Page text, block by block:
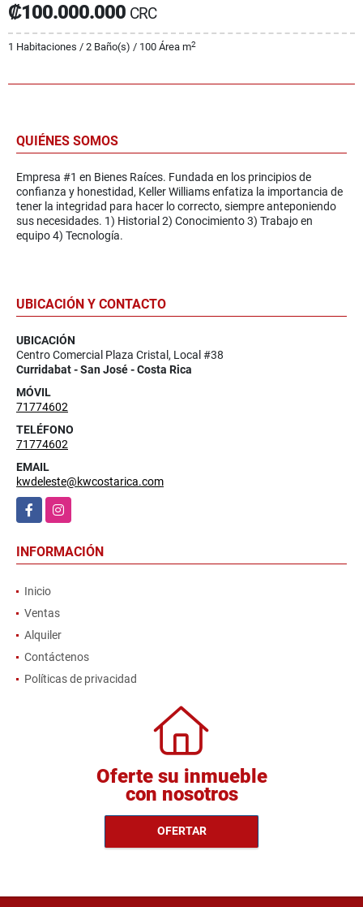
₡100.000.000 CRC
1 Habitaciones / 2 Baño(s) / 100 Área m2
QUIÉNES SOMOS
Empresa #1 en Bienes Raíces. Fundada en los principios de
confianza y honestidad, Keller Williams enfatiza la importancia de
tener la integridad para hacer lo correcto, siempre anteponiendo
sus necesidades. 1) Historial 2) Conocimiento 3) Trabajo en
equipo 4) Tecnología.
UBICACIÓN Y CONTACTO
UBICACIÓN
Centro Comercial Plaza Cristal, Local #38
Curridabat - San José - Costa Rica
MÓVIL
71774602
TELÉFONO
71774602
EMAIL
kwdeleste@kwcostarica.com
FacebookInstagram
INFORMACIÓN
Inicio
Ventas
Alquiler
Contáctenos
Políticas de privacidad
Oferte su inmueble
con nosotros
OFERTAR